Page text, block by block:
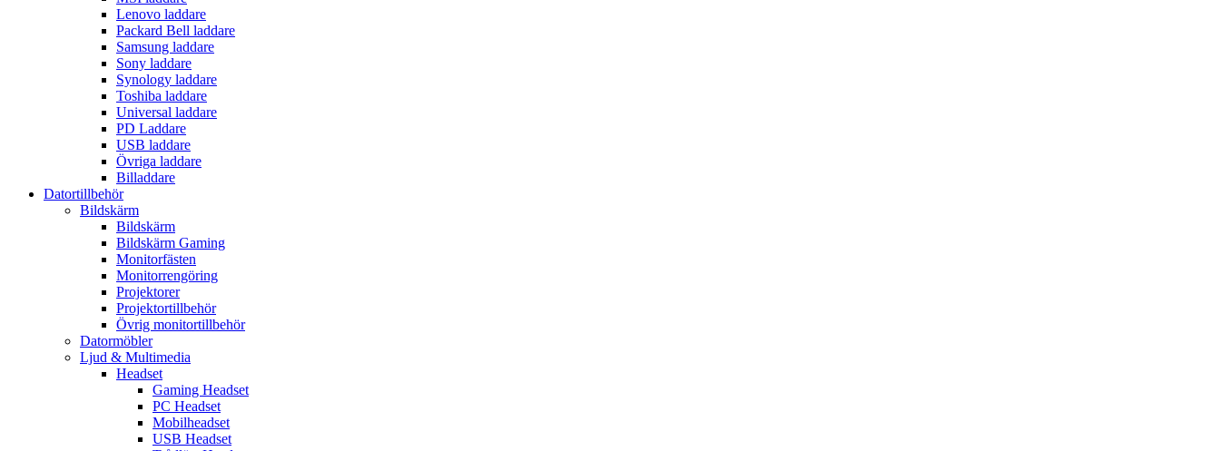
Lenovo laddare
Packard Bell laddare
Samsung laddare
Sony laddare
Synology laddare
Toshiba laddare
Universal laddare
PD Laddare
USB laddare
Övriga laddare
Billaddare
Datortillbehör
Bildskärm
Bildskärm
Bildskärm Gaming
Monitorfästen
Monitorrengöring
Projektorer
Projektortillbehör
Övrig monitortillbehör
Datormöbler
Ljud & Multimedia
Headset
Gaming Headset
PC Headset
Mobilheadset
USB Headset